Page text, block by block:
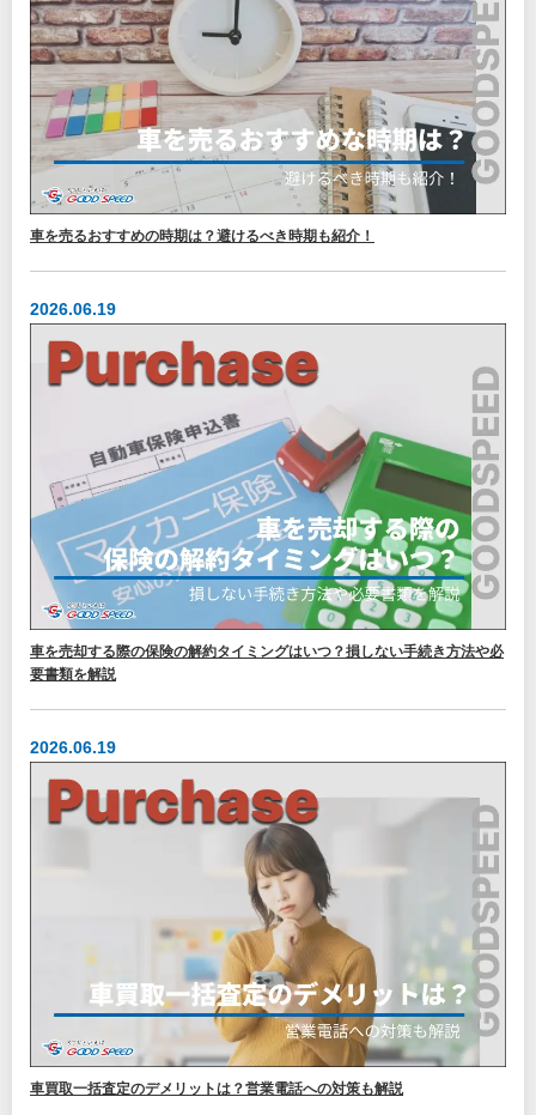
車を売るおすすめの時期は？避けるべき時期も紹介！
2026.06.19
車を売却する際の保険の解約タイミングはいつ？損しない手続き方法や必
要書類を解説
2026.06.19
車買取一括査定のデメリットは？営業電話への対策も解説